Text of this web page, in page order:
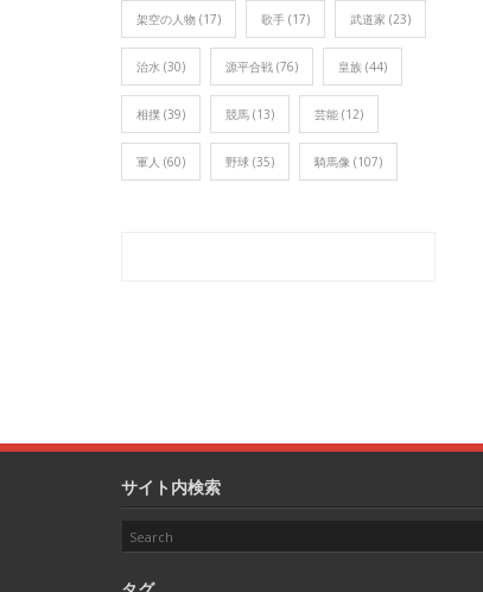
架空の人物 (17) 歌手 (17) 武道家 (23)
治水 (30) 源平合戦 (76) 皇族 (44)
相撲 (39) 競馬 (13) 芸能 (12)
軍人 (60) 野球 (35) 騎馬像 (107)
サイト内検索